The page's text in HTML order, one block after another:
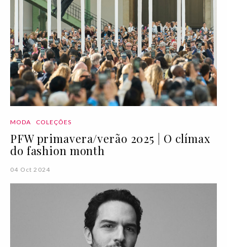
MODA COLEÇÕES
PFW primavera/verão 2025 | O clímax
do fashion month
04 Oct 2024